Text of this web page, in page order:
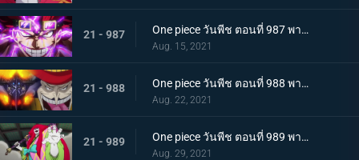
21 - 987 One piece วันพีช ตอนที่ 987 พากย์ไทย ฝันแตกสลาย กับดักล่อลวงซันจิ
Aug. 15, 2021
21 - 988 One piece วันพีช ตอนที่ 988 พากย์ไทย กำลังเสริมมาถึง! หัวหน้าหน่วยกลุ่มโจรสลัดหนวดขาว
Aug. 22, 2021
21 - 989 One piece วันพีช ตอนที่ 989 พากย์ไทย คำสาบานของบุรุษ! บราคิโอ้แทงก์สู้ดุเดือด
Aug. 29, 2021